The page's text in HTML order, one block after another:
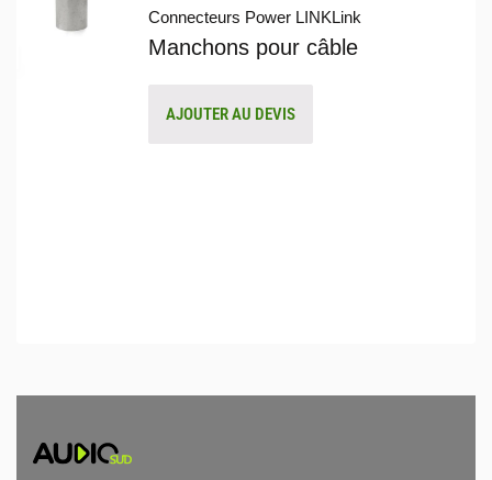
Connecteurs Power LINKLink
Manchons pour câble
AJOUTER AU DEVIS